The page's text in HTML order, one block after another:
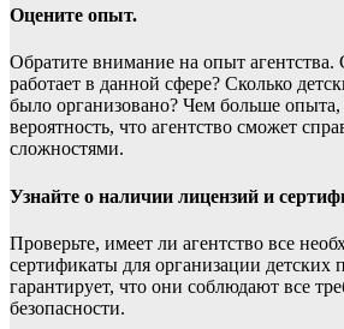
Оцените опыт.
Обратите внимание на опыт агентства.
работает в данной сфере? Сколько
было организовано? Чем больше
вероятность, что агентство сможет
сложностями.
Узнайте о наличии лицензий и
Проверьте, имеет ли агентство все
сертификаты для организации детских
гарантирует, что они соблюдают все
безопасности.